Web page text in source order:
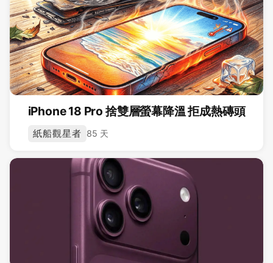
iPhone 18 Pro 捨雙層螢幕降溫 拒成熱磚頭
紙船觀星者 85 天